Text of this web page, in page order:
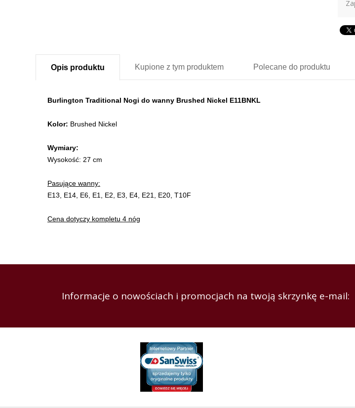
Opis produktu Kupione z tym produktem Polecane do produktu
Burlington Traditional Nogi do wanny Brushed Nickel E11BNKL
Kolor: Brushed Nickel
Wymiary:
Wysokość: 27 cm
Pasujące wanny:
E13, E14, E6, E1, E2, E3, E4, E21, E20, T10F
Cena dotyczy kompletu 4 nóg
Informacje o nowościach i promocjach na twoją skrzynkę e-mail: